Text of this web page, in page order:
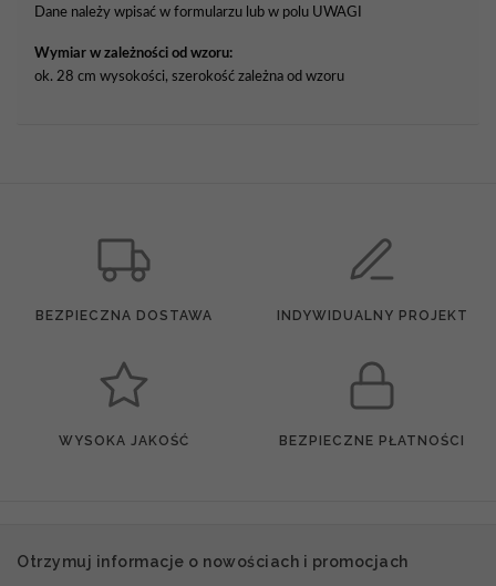
Dane należy wpisać w formularzu lub w polu UWAGI
Wymiar w zależności od wzoru:
ok. 28 cm wysokości, szerokość zależna od wzoru
BEZPIECZNA DOSTAWA INDYWIDUALNY PROJEKT
WYSOKA JAKOŚĆ BEZPIECZNE PŁATNOŚCI
Otrzymuj informacje o nowościach i promocjach